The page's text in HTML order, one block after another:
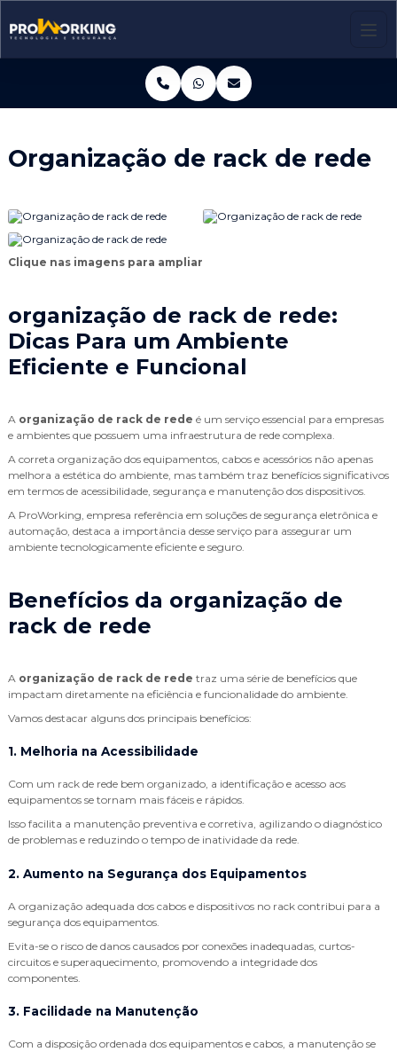
Organização de rack de rede
Clique nas imagens para ampliar
organização de rack de rede:
Dicas Para um Ambiente
Eficiente e Funcional
A organização de rack de rede é um serviço essencial para empresas
e ambientes que possuem uma infraestrutura de rede complexa.
A correta organização dos equipamentos, cabos e acessórios não apenas
melhora a estética do ambiente, mas também traz benefícios significativos
em termos de acessibilidade, segurança e manutenção dos dispositivos.
A ProWorking, empresa referência em soluções de segurança eletrônica e
automação, destaca a importância desse serviço para assegurar um
ambiente tecnologicamente eficiente e seguro.
Benefícios da organização de
rack de rede
A organização de rack de rede traz uma série de benefícios que
impactam diretamente na eficiência e funcionalidade do ambiente.
Vamos destacar alguns dos principais benefícios:
1. Melhoria na Acessibilidade
Com um rack de rede bem organizado, a identificação e acesso aos
equipamentos se tornam mais fáceis e rápidos.
Isso facilita a manutenção preventiva e corretiva, agilizando o diagnóstico
de problemas e reduzindo o tempo de inatividade da rede.
2. Aumento na Segurança dos Equipamentos
A organização adequada dos cabos e dispositivos no rack contribui para a
segurança dos equipamentos.
Evita-se o risco de danos causados por conexões inadequadas, curtos-
circuitos e superaquecimento, promovendo a integridade dos
componentes.
3. Facilidade na Manutenção
Com a disposição ordenada dos equipamentos e cabos, a manutenção se